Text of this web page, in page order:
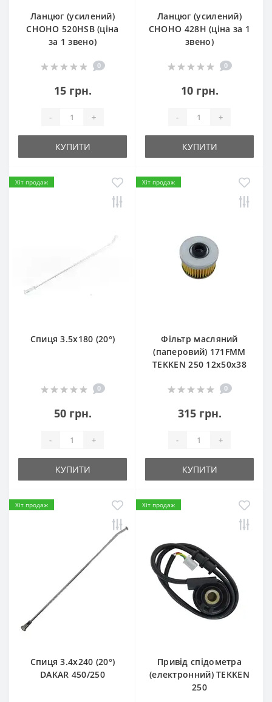
Ланцюг (усилений)
СHOHO 520HSB (ціна
за 1 звено)
0
15 грн.
- +
КУПИТИ
Ланцюг (усилений)
СHOHO 428H (ціна за 1
звено)
0
10 грн.
- +
КУПИТИ
Хіт продаж
Спиця 3.5х180 (20°)
0
50 грн.
- +
КУПИТИ
Хіт продаж
Фільтр масляний
(паперовий) 171FMM
TEKKEN 250 12х50х38
0
315 грн.
- +
КУПИТИ
Хіт продаж
Спиця 3.4х240 (20°)
DAKAR 450/250
Хіт продаж
Привід спідометра
(електронний) TEKKEN
250